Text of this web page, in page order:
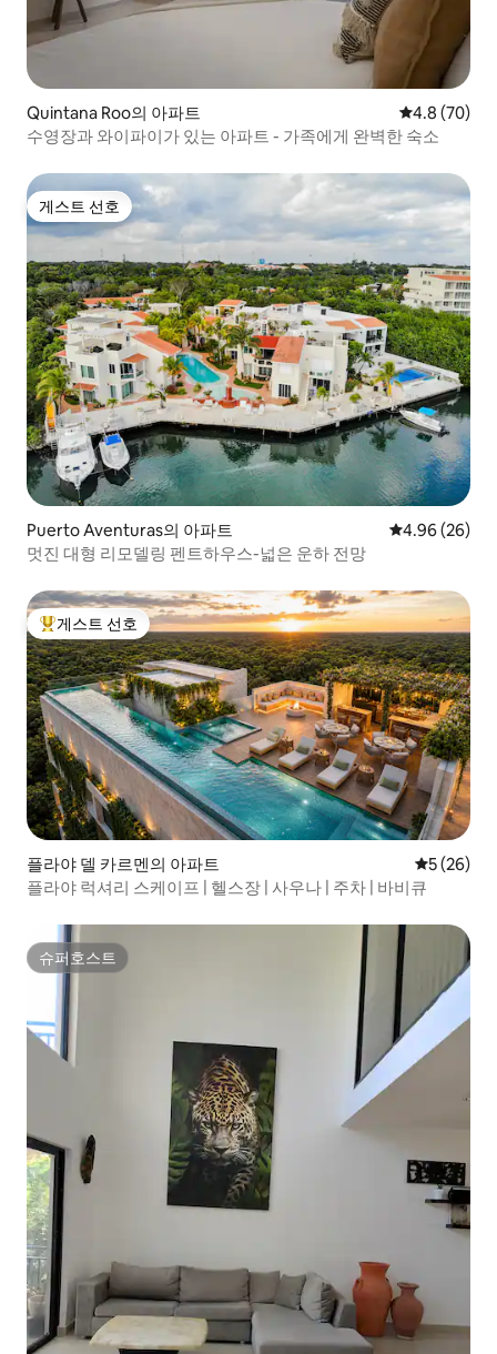
Quintana Roo의 아파트 평점 4.8점(5
4.8 (70)
수영장과 와이파이가 있는 아파트 - 가족에게 완벽한 숙소
게스트 선호
게스트 선호
Puerto Aventuras의 아파트 평점 4.96점(5
4.96 (26)
멋진 대형 리모델링 펜트하우스-넓은 운하 전망
상위 게스트 선호
게스트 선호
플라야 델 카르멘의 아파트 평점 5점(5
5 (26)
플라야 럭셔리 스케이프 | 헬스장 | 사우나 | 주차 | 바비큐
슈퍼호스트
슈퍼호스트